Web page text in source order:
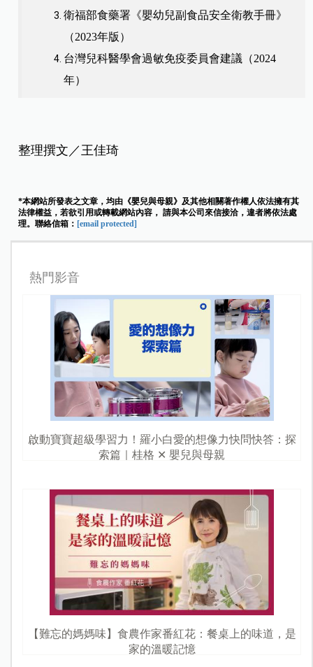
衛福部食藥署《嬰幼兒副食品安全衛教手冊》
（2023年版）
台灣兒科醫學會過敏免疫委員會建議（2024
年）
整理撰文／王佳琦
*本網站所發表之文章，均由《嬰兒與母親》及其他相關著作權人依法擁有其
法律權益，若欲引用或轉載網站內容， 請與本公司來信接洽，違者將依法處
理。聯絡信箱： [email protected]
熱門影音
啟動寶寶超級學習力！羅小白愛的想像力快問快答：探
索篇｜桂格 ✕ 嬰兒與母親
【難忘的媽媽味】食農作家番紅花：餐桌上的味道，是
家的溫暖記憶